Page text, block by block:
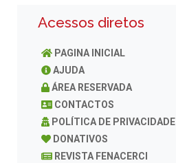
Acessos diretos
PAGINA INICIAL
AJUDA
ÁREA RESERVADA
CONTACTOS
POLÍTICA DE PRIVACIDADE
DONATIVOS
REVISTA FENACERCI